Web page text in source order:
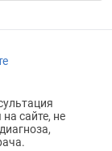
сайте, не